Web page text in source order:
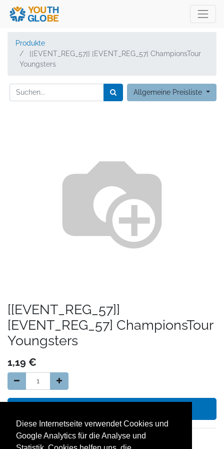
Diese Internetseite verwendet Cookies und
Google Analytics für die Analyse und
Produkte
[[EVENT_REG_57]] [EVENT_REG_57] ChampionsTour
Youngsters
Allgemeine Preisliste
[[EVENT_REG_57]]
[EVENT_REG_57] ChampionsTour
Youngsters
1,19 €
14 Tage Geld zurück Garantie